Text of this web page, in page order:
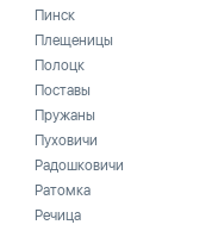
Пинск
Плещеницы
Полоцк
Поставы
Пружаны
Пуховичи
Радошковичи
Ратомка
Речица